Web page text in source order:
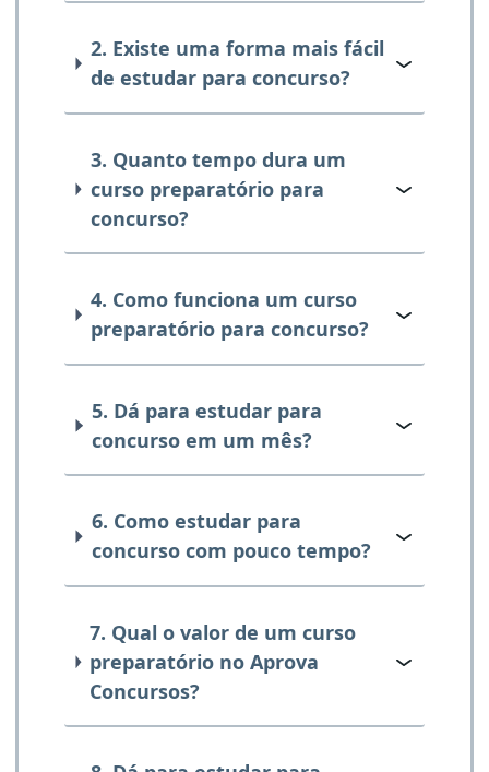
2. Existe uma forma mais fácil
de estudar para concurso?
3. Quanto tempo dura um
curso preparatório para
concurso?
4. Como funciona um curso
preparatório para concurso?
5. Dá para estudar para
concurso em um mês?
6. Como estudar para
concurso com pouco tempo?
7. Qual o valor de um curso
preparatório no Aprova
Concursos?